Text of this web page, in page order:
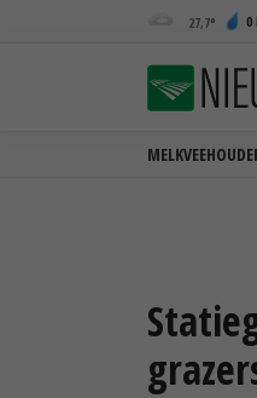
27,7 0